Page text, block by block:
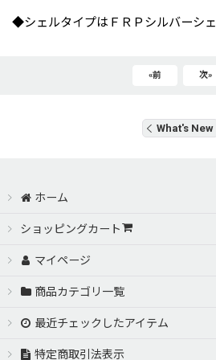
◆シェルタイプはＦＲＰシルバーシェ
«前 次»
What's New
ホーム
ショッピングカート
マイページ
商品カテゴリ一覧
最近チェックしたアイテム
特定商取引法表示